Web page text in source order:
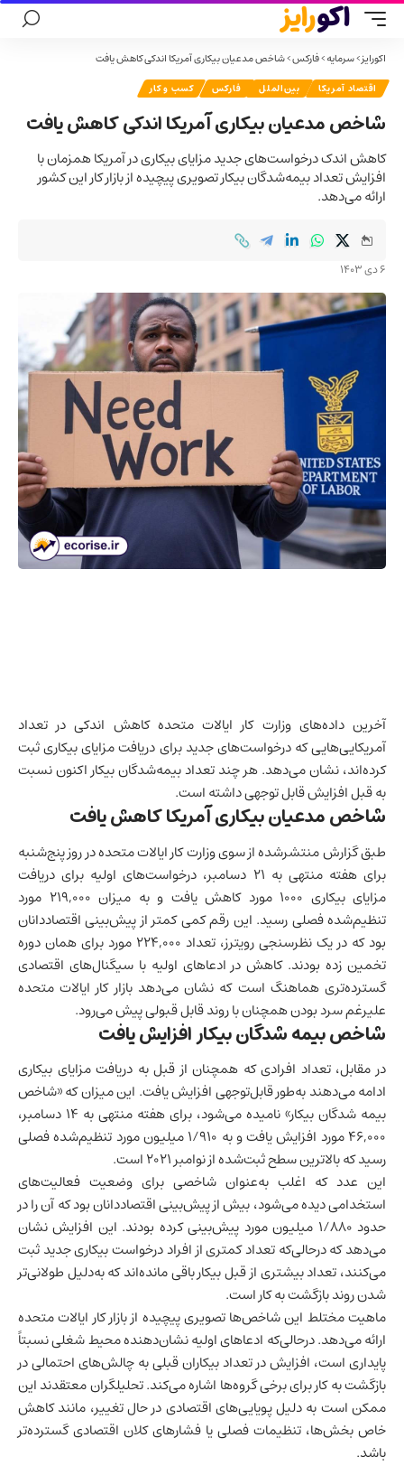
اکورایز>سرمایه>فارکس>شاخص مدعیان بیکاری آمریکا اندکی کاهش یافت
اقتصاد آمریکا بین‌الملل فارکس کسب و کار
شاخص مدعیان بیکاری آمریکا اندکی کاهش یافت
کاهش اندک درخواست‌های جدید مزایای بیکاری در آمریکا همزمان با
افزایش تعداد بیمه‌شدگان بیکار تصویری پیچیده از بازار کار این کشور
ارائه می‌دهد.
6 دی 1403
آخرین داده‌های وزارت کار ایالات متحده کاهش اندکی در تعداد
آمریکایی‌هایی که درخواست‌های جدید برای دریافت مزایای بیکاری ثبت
کرده‌اند، نشان می‌دهد. هر چند تعداد بیمه‌شدگان بیکار اکنون نسبت
به قبل افزایش قابل توجهی داشته است.
شاخص مدعیان بیکاری آمریکا کاهش یافت
طبق گزارش منتشرشده از سوی وزارت کار ایالات متحده در روز پنج‌شنبه
برای هفته منتهی به ۲۱ دسامبر، درخواست‌های اولیه برای دریافت
مزایای بیکاری ۱۰۰۰ مورد کاهش یافت و به میزان ۲۱۹,۰۰۰ مورد
تنظیم‌شده فصلی رسید. این رقم کمی کمتر از پیش‌بینی اقتصاددانان
بود که در یک نظرسنجی رویترز، تعداد ۲۲۴,۰۰۰ مورد برای همان دوره
تخمین زده بودند. کاهش در ادعاهای اولیه با سیگنال‌های اقتصادی
گسترده‌تری هماهنگ است که نشان می‌دهدبازار کارایالات متحده
علیرغم سرد بودن همچنان با روند قابل قبولی پیش می‌رود.
شاخص بیمه شدگان بیکار افزایش یافت
در مقابل، تعداد افرادی که همچنان از قبل به دریافت مزایای بیکاری
ادامه می‌دهند به‌طور قابل‌توجهی افزایش یافت. این میزان که «شاخص
بیمه شدگان بیکار» نامیده می‌شود، برای هفته منتهی به ۱۴ دسامبر،
۴۶,۰۰۰ مورد افزایش یافت و به ۱/۹۱۰ میلیون مورد تنظیم‌شده فصلی
رسید که بالاترین سطح ثبت‌شده از نوامبر ۲۰۲۱ است.
این عدد که اغلب به‌عنوان شاخصی برای وضعیت فعالیت‌های
استخدامی دیده می‌شود، بیش از پیش‌بینی اقتصاددانان بود که آن را در
حدود ۱/۸۸۰ میلیون مورد پیش‌بینی کرده بودند. این افزایش نشان
می‌دهد که درحالی‌که تعداد کمتری از افراد درخواست بیکاری جدید ثبت
می‌کنند، تعداد بیشتری از قبل بیکار باقی مانده‌اند که به‌دلیل طولانی‌تر
شدن روند بازگشت به کار است.
ماهیت مختلط این شاخص‌ها تصویری پیچیده از بازار کار ایالات متحده
ارائه می‌دهد. درحالی‌که ادعاهای اولیه نشان‌دهنده محیط شغلی نسبتاً
پایداری است، افزایش در تعداد بیکاران قبلی به چالش‌های احتمالی در
بازگشت به کار برای برخی گروه‌ها اشاره می‌کند. تحلیلگران معتقدند این
ممکن است به دلیل پویایی‌های اقتصادی در حال تغییر، مانند کاهش
خاص بخش‌ها، تنظیمات فصلی یا فشارهای کلان اقتصادی گسترده‌تر
باشد.